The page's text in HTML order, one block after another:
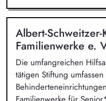
Albert-
Familienwerke e.
Die umfangreichen
tätigen Stiftung